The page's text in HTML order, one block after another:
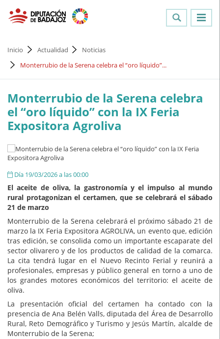
Inicio Actualidad
Noticias
Monterrubio de la Serena celebra el “oro líquido”...
Monterrubio de la Serena celebra
el “oro líquido” con la IX Feria
Expositora Agroliva
Día 19/03/2026 a las 00:00
El aceite de oliva, la gastronomía y el impulso al mundo
rural protagonizan el certamen, que se celebrará el sábado
21 de marzo
Monterrubio de la Serena celebrará el próximo sábado 21 de
marzo la IX Feria Expositora AGROLIVA, un evento que, edición
tras edición, se consolida como un importante escaparate del
sector olivarero y de los productos de calidad de la comarca.
La cita tendrá lugar en el Nuevo Recinto Ferial y reunirá a
profesionales, empresas y público general en torno a uno de
los grandes motores económicos del territorio: el aceite de
oliva.
La presentación oficial del certamen ha contado con la
presencia de Ana Belén Valls, diputada del Área de Desarrollo
Rural, Reto Demográfico y Turismo y Jesús Martín, alcalde de
Monterrubio de la Serena;